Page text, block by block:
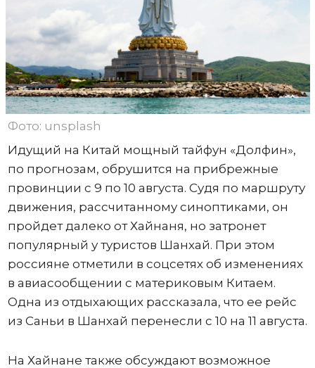
Фото: unsplash
Идущий на Китай мощный тайфун «Долфин»,
по прогнозам, обрушится на прибрежные
провинции с 9 по 10 августа. Судя по маршруту
движения, рассчитанному синоптиками, он
пройдет далеко от Хайнаня, но затронет
популярный у туристов Шанхай. При этом
россияне отметили в соцсетях об изменениях
в авиасообщении с материковым Китаем.
Одна из отдыхающих рассказала, что ее рейс
из Саньи в Шанхай перенесли с 10 на 11 августа.
На Хайнане также обсуждают возможное